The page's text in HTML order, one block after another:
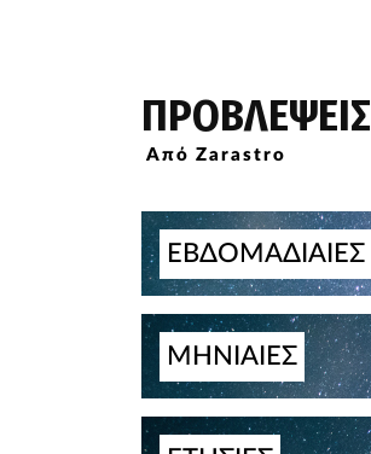
ΠΡΟΒΛΕΨΕΙΣ
Από Zarastro
ΕΒΔΟΜΑΔΙΑΙΕΣ
ΜΗΝΙΑΙΕΣ